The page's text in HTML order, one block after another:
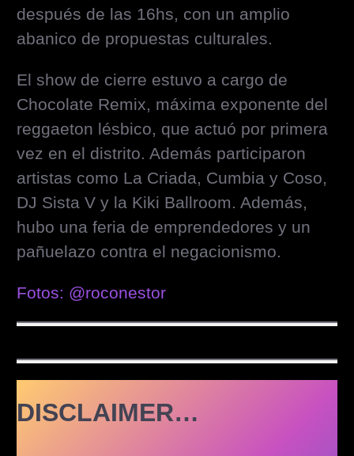
después de las 16hs, con un amplio
abanico de propuestas culturales.
El show de cierre estuvo a cargo de
Chocolate Remix, máxima exponente del
reggaeton lésbico, que actuó por primera
vez en el distrito. Además participaron
artistas como La Criada, Cumbia y Coso,
DJ Sista V y la Kiki Ballroom. Además,
hubo una feria de emprendedores y un
pañuelazo contra el negacionismo.
Fotos: @roconestor
DISCLAIMER…